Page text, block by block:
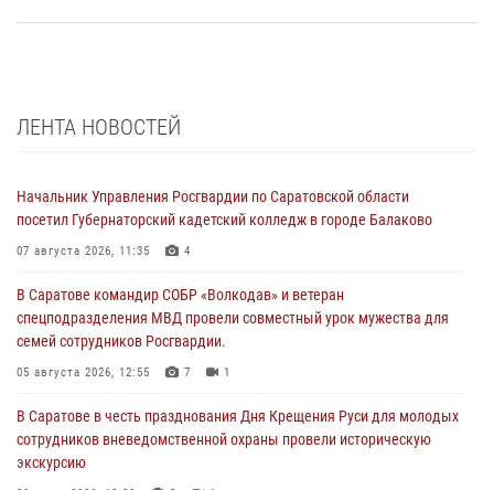
ЛЕНТА НОВОСТЕЙ
Начальник Управления Росгвардии по Саратовской области
посетил Губернаторский кадетский колледж в городе Балаково
07 августа 2026, 11:35 4
В Саратове командир СОБР «Волкодав» и ветеран
спецподразделения МВД провели совместный урок мужества для
семей сотрудников Росгвардии.
05 августа 2026, 12:55 7 1
В Саратове в честь празднования Дня Крещения Руси для молодых
сотрудников вневедомственной охраны провели историческую
экскурсию